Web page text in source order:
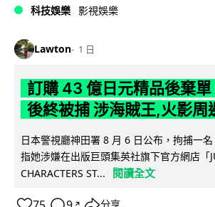
科技娛樂 影視娛樂
Lawton 1 日
訂購 43 億日元精品後棄
後終被捕 涉海賊王,火影周
日本警視廳神田署 8 月 6 日公布，拘捕一名
指她涉嫌在出版巨頭集英社旗下官方網店「
CHARACTERS ST...
閱讀全文
↗